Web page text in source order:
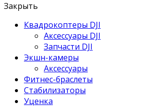
Закрыть
Квадрокоптеры DJI
Аксессуары DJI
Запчасти DJI
Экшн-камеры
Аксессуары
Фитнес-браслеты
Стабилизаторы
Уценка